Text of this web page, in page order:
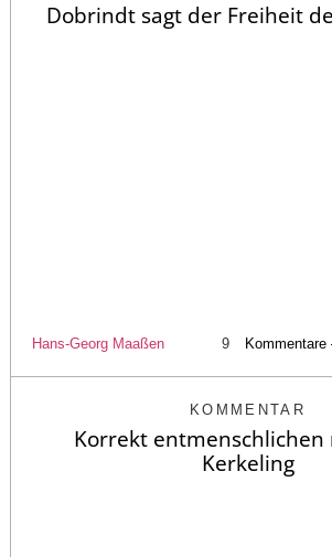
Dobrindt sagt der Freiheit
Hans-Georg Maaßen 9
KOMMENTAR
Korrekt entmenschlichen
Kerkeling